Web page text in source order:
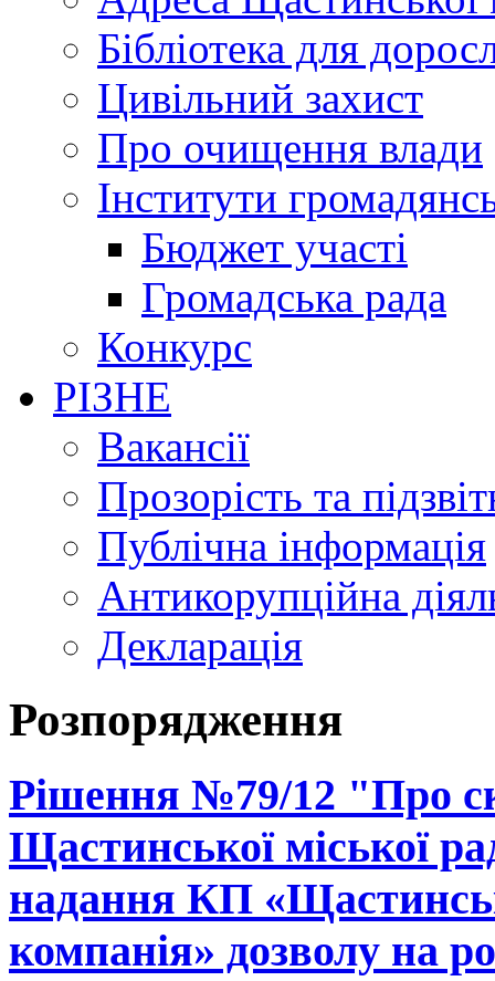
Бібліотека для
Цивільний захист
Про очищення влади
Інститути
Бюджет участі
Громадська рада
Конкурс
РІЗНЕ
Вакансії
Прозорість та
Публічна інформація
Антикорупційна
Декларація
Розпорядження
Рішення №79/12 "Про
Щастинської міської
надання КП
компанія» дозволу на